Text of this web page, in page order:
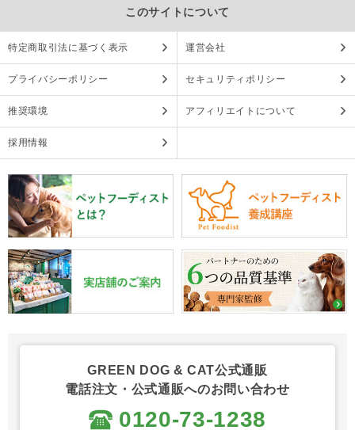
このサイトについて
特定商取引法に基づく表示 運営会社
プライバシーポリシー セキュリティポリシー
推奨環境 アフィリエイトについて
採用情報
GREEN DOG & CAT公式通販
電話注文・公式通販へのお問い合わせ
0120-73-1238